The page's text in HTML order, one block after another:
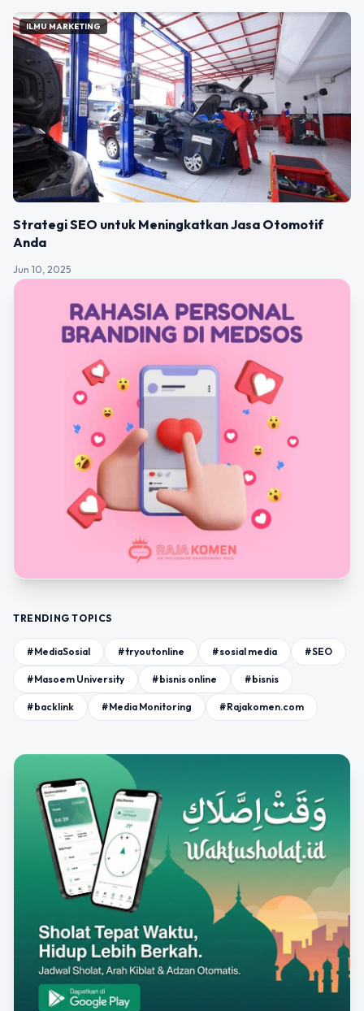
ILMU MARKETING
Strategi SEO untuk Meningkatkan Jasa Otomotif
Anda
Jun 10, 2025
TRENDING TOPICS
#MediaSosial #tryoutonline #sosial media #SEO
#Masoem University #bisnis online #bisnis
#backlink #Media Monitoring #Rajakomen.com